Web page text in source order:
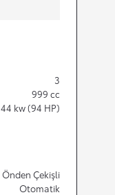
3
999 cc
44 kw (94 HP)
Önden Çekişli
Otomatik